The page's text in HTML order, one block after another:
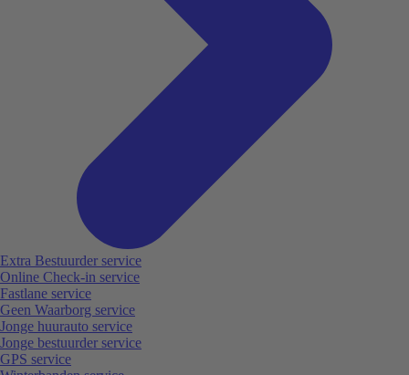
Extra Bestuurder service
Online Check-in service
Fastlane service
Geen Waarborg service
Jonge huurauto service
Jonge bestuurder service
GPS service